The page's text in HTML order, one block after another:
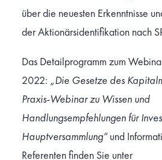
über die neuesten Erkenntnisse
der Aktionärsidentifikation nach
Das Detailprogramm zum
2022: „Die Gesetze des
Praxis-Webinar zu Wissen und
Handlungsempfehlungen für
Hauptversammlung“und
Referenten finden Sie unter